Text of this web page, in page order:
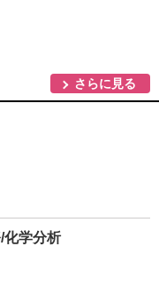
さらに見る
化学分析